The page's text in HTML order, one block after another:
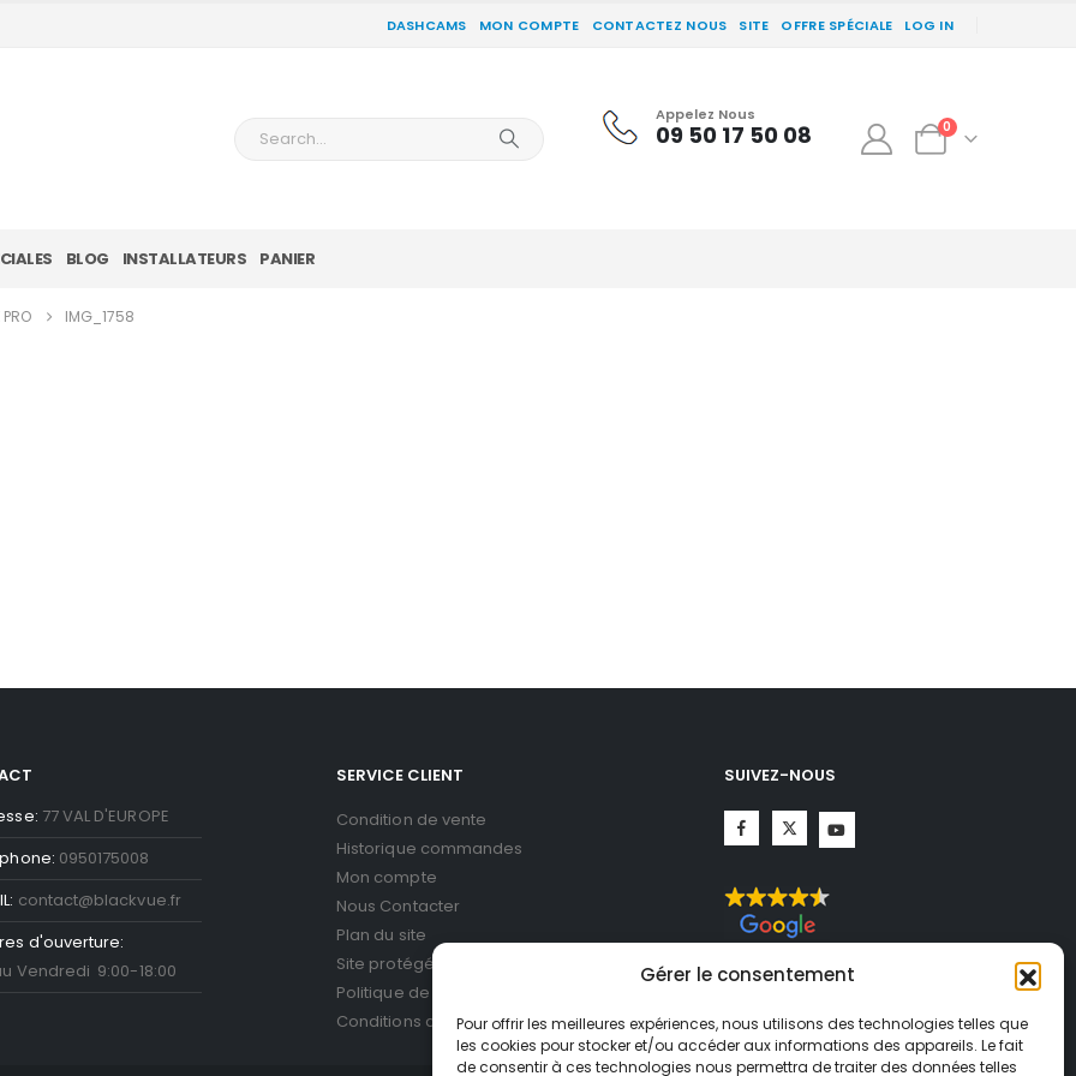
Gérer le consentement
Pour offrir les meilleures expériences, nous utilisons des technologies telles que
les cookies pour stocker et/ou accéder aux informations des appareils. Le fait
de consentir à ces technologies nous permettra de traiter des données telles
DASHCAMS MON COMPTE CONTACTEZ NOUS SITE OFFRE SPÉCIALE LOG IN
Appelez Nous
09 50 17 50 08 0
BLOG INSTALLATEURS PANIER
IMG_1758
77 VAL D'EUROPE
0950175008
contact@blackvue.fr
d'ouverture:
Vendredi 9:00-18:00
SERVICE CLIENT
Condition de vente
Historique commandes
Mon compte
Nous Contacter
Plan du site
Site protégé par reCAPTCHA.
Politique de confidentialité
Conditions d'utilisationGoogle
SUIVEZ-NOUS